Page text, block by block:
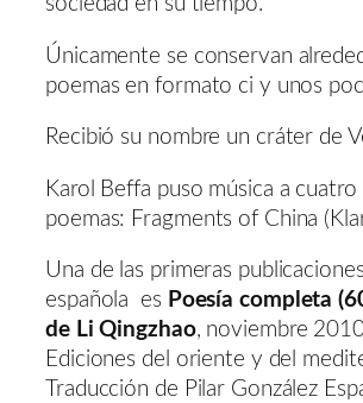
Únicamente se conservan
poemas en formato ci y unos
Recibió su nombre un cráter de
Karol Beffa puso música a cuatro
poemas: Fragments of China
Una de las primeras
española es Poesía completa
de Li Qingzhao, noviembre
Ediciones del oriente y del
Traducción de Pilar González